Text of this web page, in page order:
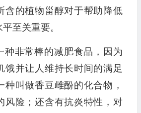
含的植物甾醇对于帮助降低
至关重要。
种非常棒的减肥食品，因为
饿并让人维持长时间的满足
种叫做香豆雌酚的化合物，
风险；还含有抗炎特性，对